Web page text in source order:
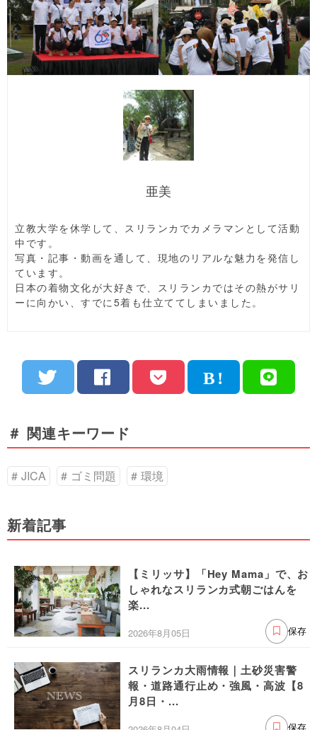
亜美
立教大学を休学して、スリランカでカメラマンとして活動
中です。
写真・記事・動画を通して、現地のリアルな魅力を発信し
ています。
日本の着物文化が大好きで、スリランカではその熱がサリ
ーに向かい、すでに5着も仕立ててしまいました。
＃ 関連キーワード
JICA ゴミ問題 環境
新着記事
【ミリッサ】「Hey Mama」で、お
しゃれなスリランカ式朝ごはんを
楽...
2026年8月05日 保存
スリランカ大雨情報｜土砂災害警
報・道路通行止め・強風・高波【8
月8日・...
保存